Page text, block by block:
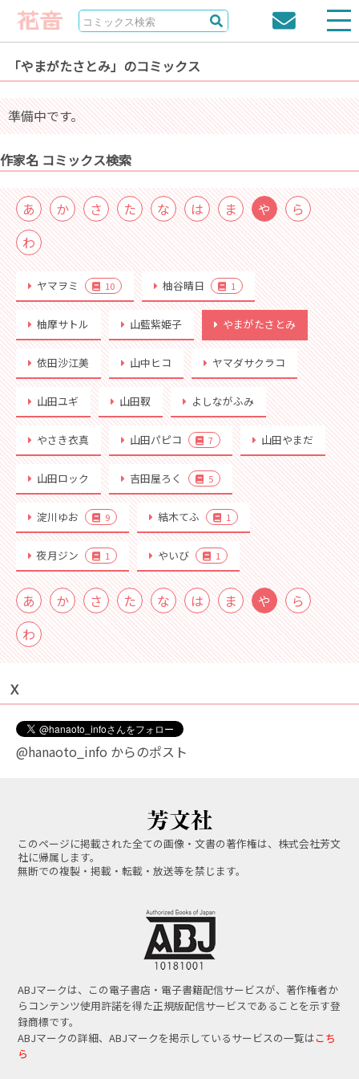
「やまがたさとみ」のコミックス
準備中です。
作家名 コミックス検索
あ か さ た な は ま や
ら
わ
ヤマヲミ 10 柚谷晴日 1
柚摩サトル 山藍紫姫子 やまがたさとみ
依田沙江美 山中ヒコ ヤマダサクラコ
山田ユギ 山田靫 よしながふみ
やさき衣真 山田パピコ 7 山田やまだ
山田ロック 吉田屋ろく 5
淀川ゆお 9 結木てふ 1
夜月ジン 1 やいび 1
あ か さ た な は ま や
ら
わ
Ｘ
@hanaoto_info からのポスト
このページに掲載された全ての画像・文書の著作権は、株式会社芳文
社に帰属します。
無断での複製・掲載・転載・放送等を禁じます。
ABJマークは、この電子書店・電子書籍配信サービスが、著作権者か
らコンテンツ使用許諾を得た正規版配信サービスであることを示す登
録商標です。
ABJマークの詳細、ABJマークを掲示しているサービスの一覧はこち
ら